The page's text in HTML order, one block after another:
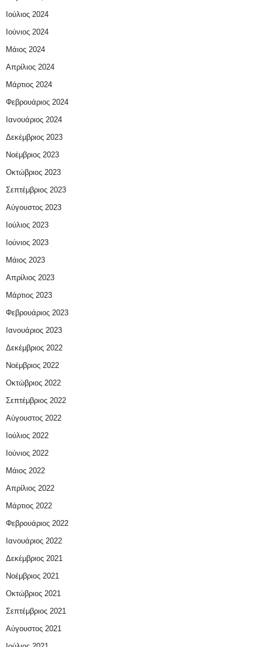
Ιούλιος 2024
Ιούνιος 2024
Μάιος 2024
Απρίλιος 2024
Μάρτιος 2024
Φεβρουάριος 2024
Ιανουάριος 2024
Δεκέμβριος 2023
Νοέμβριος 2023
Οκτώβριος 2023
Σεπτέμβριος 2023
Αύγουστος 2023
Ιούλιος 2023
Ιούνιος 2023
Μάιος 2023
Απρίλιος 2023
Μάρτιος 2023
Φεβρουάριος 2023
Ιανουάριος 2023
Δεκέμβριος 2022
Νοέμβριος 2022
Οκτώβριος 2022
Σεπτέμβριος 2022
Αύγουστος 2022
Ιούλιος 2022
Ιούνιος 2022
Μάιος 2022
Απρίλιος 2022
Μάρτιος 2022
Φεβρουάριος 2022
Ιανουάριος 2022
Δεκέμβριος 2021
Νοέμβριος 2021
Οκτώβριος 2021
Σεπτέμβριος 2021
Αύγουστος 2021